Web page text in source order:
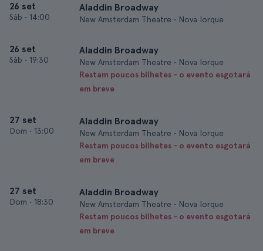
26 set
Sáb • 14:00
Aladdin Broadway
New Amsterdam Theatre • Nova Iorque
26 set
Sáb • 19:30
Aladdin Broadway
New Amsterdam Theatre • Nova Iorque
Restam poucos bilhetes - o evento esgotará
em breve
27 set
Dom • 13:00
Aladdin Broadway
New Amsterdam Theatre • Nova Iorque
Restam poucos bilhetes - o evento esgotará
em breve
27 set
Dom • 18:30
Aladdin Broadway
New Amsterdam Theatre • Nova Iorque
Restam poucos bilhetes - o evento esgotará
em breve